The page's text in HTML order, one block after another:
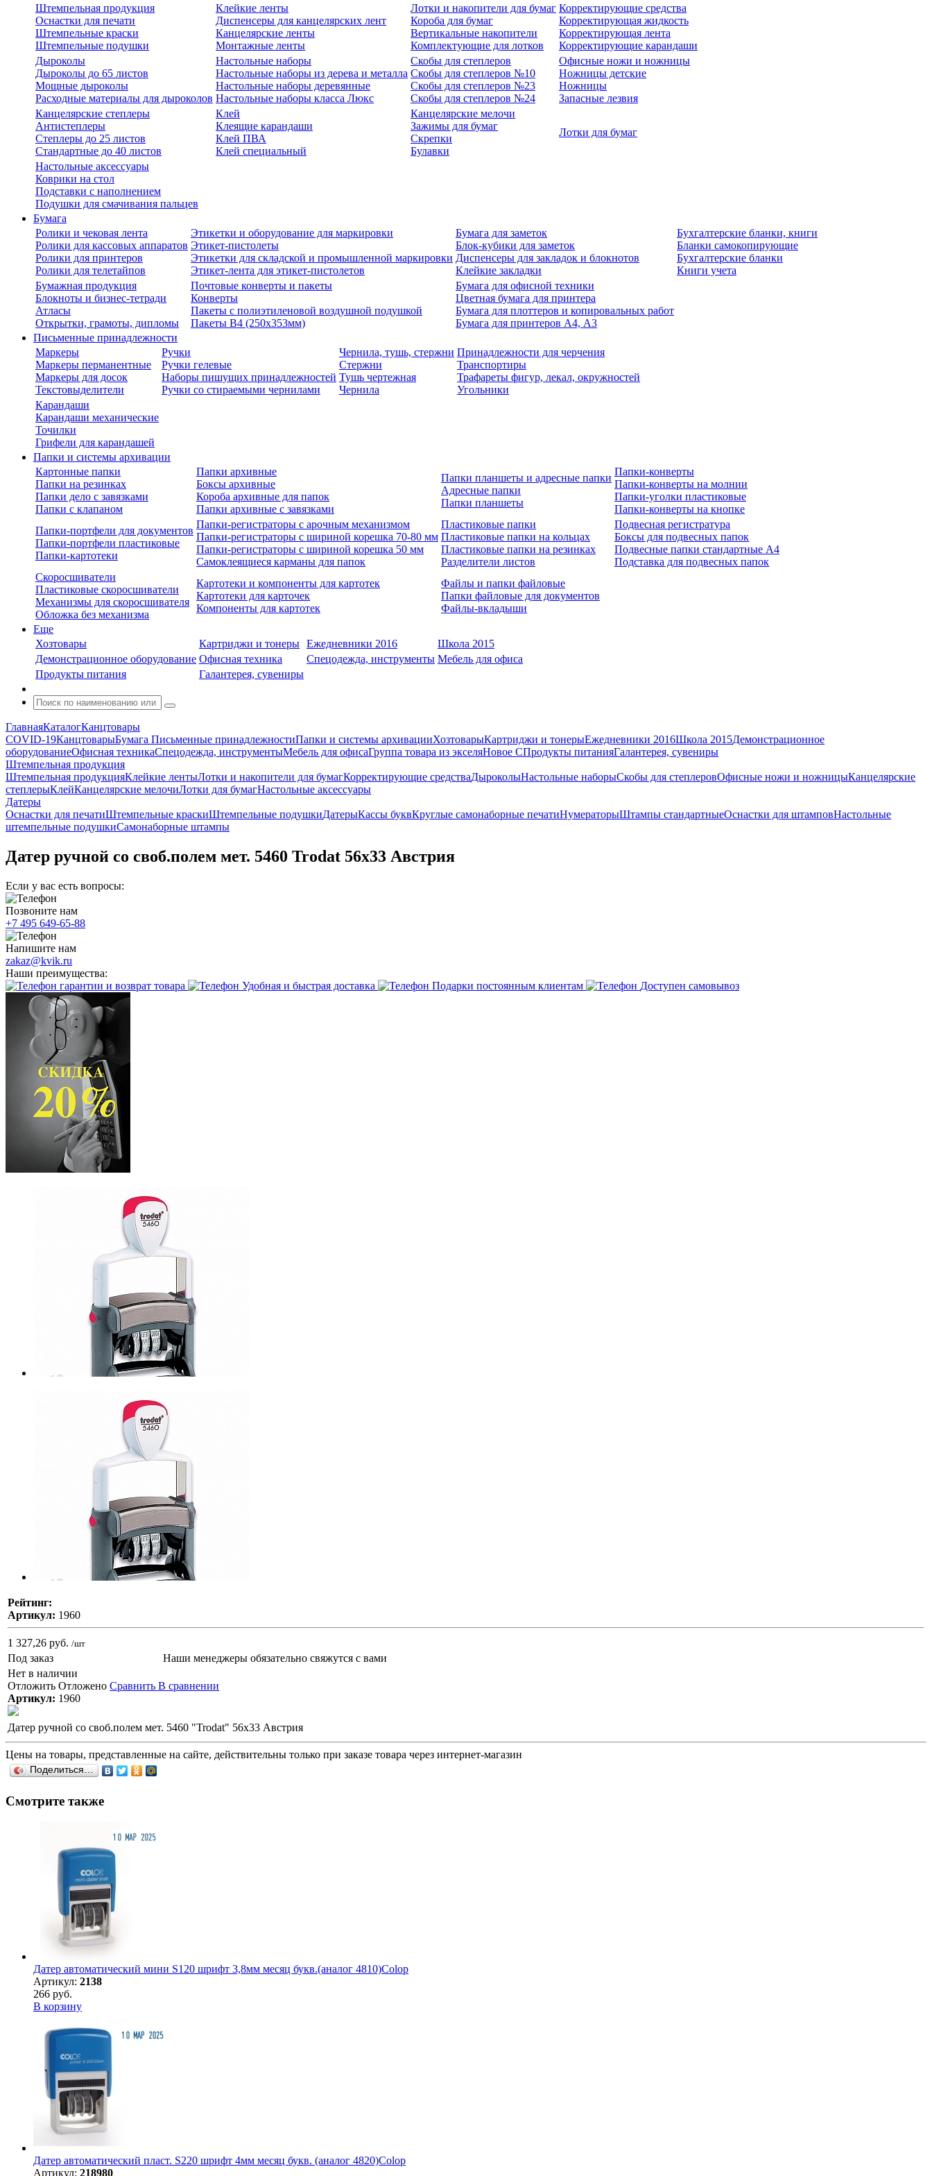
Штемпельная продукция
Оснастки для печати
Штемпельные краски
Штемпельные подушки
Клейкие ленты
Диспенсеры для канцелярских лент
Канцелярские ленты
Монтажные ленты
Лотки и накопители для бумаг
Короба для бумаг
Вертикальные накопители
Комплектующие для лотков
Корректирующие средства
Корректирующая жидкость
Корректирующая лента
Корректирующие карандаши
Дыроколы
Дыроколы до 65 листов
Мощные дыроколы
Расходные материалы для дыроколов
Настольные наборы
Настольные наборы из дерева и металла
Настольные наборы деревянные
Настольные наборы класса Люкс
Скобы для степлеров
Скобы для степлеров №10
Скобы для степлеров №23
Скобы для степлеров №24
Офисные ножи и ножницы
Ножницы детские
Ножницы
Запасные лезвия
Канцелярские степлеры
Антистеплеры
Степлеры до 25 листов
Стандартные до 40 листов
Клей
Клеящие карандаши
Клей ПВА
Клей специальный
Канцелярские мелочи
Зажимы для бумаг
Скрепки
Булавки
Лотки для бумаг
Настольные аксессуары
Коврики на стол
Подставки с наполнением
Подушки для смачивания пальцев
Бумага
Ролики и чековая лента
Ролики для кассовых аппаратов
Ролики для принтеров
Ролики для телетайпов
Этикетки и оборудование для маркировки
Этикет-пистолеты
Этикетки для складской и промышленной маркировки
Этикет-лента для этикет-пистолетов
Бумага для заметок
Блок-кубики для заметок
Диспенсеры для закладок и блокнотов
Клейкие закладки
Бухгалтерские бланки, книги
Бланки самокопирующие
Бухгалтерские бланки
Книги учета
Бумажная продукция
Блокноты и бизнес-тетради
Атласы
Открытки, грамоты, дипломы
Почтовые конверты и пакеты
Конверты
Пакеты с полиэтиленовой воздушной подушкой
Пакеты В4 (250х353мм)
Бумага для офисной техники
Цветная бумага для принтера
Бумага для плоттеров и копировальных работ
Бумага для принтеров А4, А3
Письменные принадлежности
Маркеры
Маркеры перманентные
Маркеры для досок
Текстовыделители
Ручки
Ручки гелевые
Наборы пишущих принадлежностей
Ручки со стираемыми чернилами
Чернила, тушь, стержни
Стержни
Тушь чертежная
Чернила
Принадлежности для черчения
Транспортиры
Трафареты фигур, лекал, окружностей
Угольники
Карандаши
Карандаши механические
Точилки
Грифели для карандашей
Папки и системы архивации
Картонные папки
Папки на резинках
Папки дело с завязками
Папки с клапаном
Папки архивные
Боксы архивные
Короба архивные для папок
Папки архивные с завязками
Папки планшеты и адресные папки
Адресные папки
Папки планшеты
Папки-конверты
Папки-конверты на молнии
Папки-уголки пластиковые
Папки-конверты на кнопке
Папки-портфели для документов
Папки-портфели пластиковые
Папки-картотеки
Папки-регистраторы с арочным механизмом
Папки-регистраторы с шириной корешка 70-80 мм
Папки-регистраторы с шириной корешка 50 мм
Самоклеящиеся карманы для папок
Пластиковые папки
Пластиковые папки на кольцах
Пластиковые папки на резинках
Разделители листов
Подвесная регистратура
Боксы для подвесных папок
Подвесные папки стандартные А4
Подставка для подвесных папок
Скоросшиватели
Пластиковые скоросшиватели
Механизмы для скоросшивателя
Обложка без механизма
Картотеки и компоненты для картотек
Картотеки для карточек
Компоненты для картотек
Файлы и папки файловые
Папки файловые для документов
Файлы-вкладыши
Еще
Хозтовары
Картриджи и тонеры Ежедневники 2016
Школа 2015
Демонстрационное оборудование Офисная техника Спецодежда, инструменты Мебель для офиса
Продукты питания
Галантерея, сувениры
ГлавнаяКаталогКанцтовары
COVID-19КанцтоварыБумага Письменные принадлежностиПапки и системы архивацииХозтоварыКартриджи и тонерыЕжедневники 2016Школа 2015Демонстрационное
оборудованиеОфисная техникаСпецодежда, инструментыМебель для офисаГруппа товара из экселяНовое СПродукты питанияГалантерея, сувениры
Штемпельная продукция
Штемпельная продукцияКлейкие лентыЛотки и накопители для бумагКорректирующие средстваДыроколыНастольные наборыСкобы для степлеровОфисные ножи и ножницыКанцелярские
степлерыКлейКанцелярские мелочиЛотки для бумагНастольные аксессуары
Датеры
Оснастки для печатиШтемпельные краскиШтемпельные подушкиДатерыКассы буквКруглые самонаборные печатиНумераторыШтампы стандартныеОснастки для штамповНастольные
штемпельные подушкиСамонаборные штампы
Датер ручной со своб.полем мет. 5460 Trodat 56х33 Австрия
Если у вас есть вопросы:
Позвоните нам
+7 495 649-65-88
Напишите нам
zakaz@kvik.ru
Наши преимущества:
гарантии и возврат товара
Удобная и быстрая доставка Подарки постоянным клиентам Доступен самовывоз
Рейтинг:
Артикул: 1960
1 327,26 руб. /шт
Под заказ
Наши менеджеры обязательно свяжутся с вами
Нет в наличии
Отложить Отложено Сравнить В сравнении
Артикул: 1960
Датер ручной со своб.полем мет. 5460 "Trodat" 56х33 Австрия
Цены на товары, представленные на сайте, действительны только при заказе товара через интернет-магазин
Поделиться…
Смотрите также
Датер автоматический мини S120 шрифт 3,8мм месяц букв.(аналог 4810)Colop
Артикул: 2138
266 руб.
В корзину
Датер автоматический пласт. S220 шрифт 4мм месяц букв. (аналог 4820)Colop
Артикул: 218980